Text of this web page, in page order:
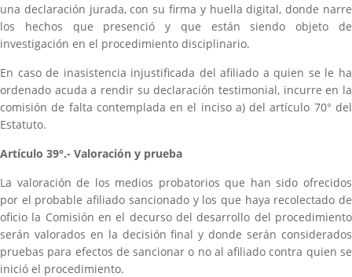
una declaración jurada, con su firma y huella digital, donde narre
los hechos que presenció y que están siendo objeto de
investigación en el procedimiento disciplinario.
En caso de inasistencia injustificada del afiliado a quien se le ha
ordenado acuda a rendir su declaración testimonial, incurre en la
comisión de falta contemplada en el inciso a) del artículo 70° del
Estatuto.
Artículo 39°.- Valoración y prueba
La valoración de los medios probatorios que han sido ofrecidos
por el probable afiliado sancionado y los que haya recolectado de
oficio la Comisión en el decurso del desarrollo del procedimiento
serán valorados en la decisión final y donde serán considerados
pruebas para efectos de sancionar o no al afiliado contra quien se
inició el procedimiento.